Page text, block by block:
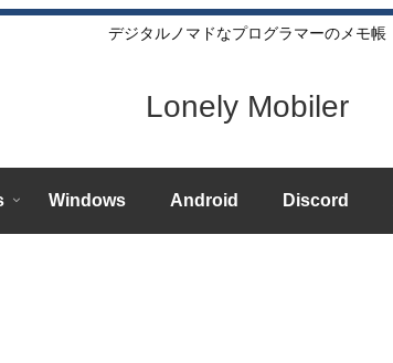
デジタルノマドなプログラマーのメモ帳
Lonely Mobiler
Windows Android Discord